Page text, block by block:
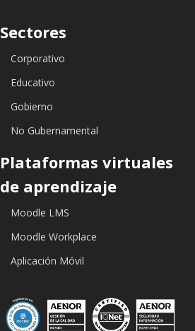
Sectores
Corporativo
Educativo
Gobierno
No Gubernamental
Plataformas virtuales
de aprendizaje
Moodle LMS
Moodle Workplace
Aplicación Móvil